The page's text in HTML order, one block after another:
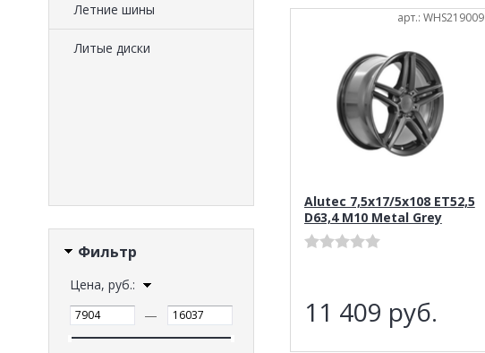
Летние шины
Литые диски
Фильтр
Цена, руб.:
—
арт.: WHS219009
Alutec 7,5x17/5x108 ET52,5
D63,4 M10 Metal Grey
11 409 руб.